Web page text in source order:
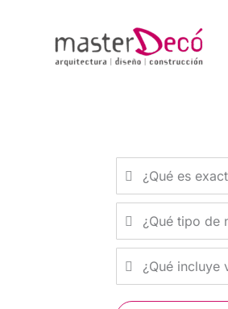
contenido
¿Qué es
¿Qué tipo de
¿Qué incluye